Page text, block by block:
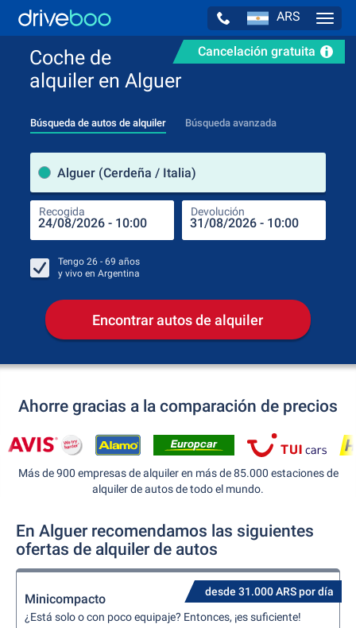
ARS
Cancelación gratuita
Coche de
alquiler en Alguer
Búsqueda de autos de alquiler Búsqueda avanzada
Alguer (Cerdeña / Italia)
Recogida Devolución
Tengo 26 - 69 años
y vivo en Argentina
Encontrar autos de alquiler
Ahorre gracias a la comparación de precios
Más de 900 empresas de alquiler en más de 85.000 estaciones de
alquiler de autos de todo el mundo.
En Alguer recomendamos las siguientes
ofertas de alquiler de autos
desde 31.000 ARS por día
Minicompacto
¿Está solo o con poco equipaje? Entonces, ¡es suficiente!